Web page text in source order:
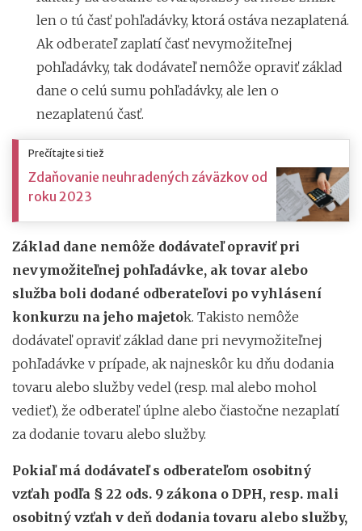
len o tú časť pohľadávky, ktorá ostáva nezaplatená.
Ak odberateľ zaplatí časť nevymožiteľnej
pohľadávky, tak dodávateľ nemôže opraviť základ
dane o celú sumu pohľadávky, ale len o
nezaplatenú časť.
Prečítajte si tiež
Zdaňovanie neuhradených záväzkov od
roku 2023
Základ dane nemôže dodávateľ opraviť pri
nevymožiteľnej pohľadávke, ak tovar alebo
služba boli dodané odberateľovi po vyhlásení
konkurzu na jeho majetok. Takisto nemôže
dodávateľ opraviť základ dane pri nevymožiteľnej
pohľadávke v prípade, ak najneskôr ku dňu dodania
tovaru alebo služby vedel (resp. mal alebo mohol
vedieť), že odberateľ úplne alebo čiastočne nezaplatí
za dodanie tovaru alebo služby.
Pokiaľ má dodávateľ s odberateľom osobitný
vzťah podľa § 22 ods. 9 zákona o DPH, resp. mali
osobitný vzťah v deň dodania tovaru alebo služby,